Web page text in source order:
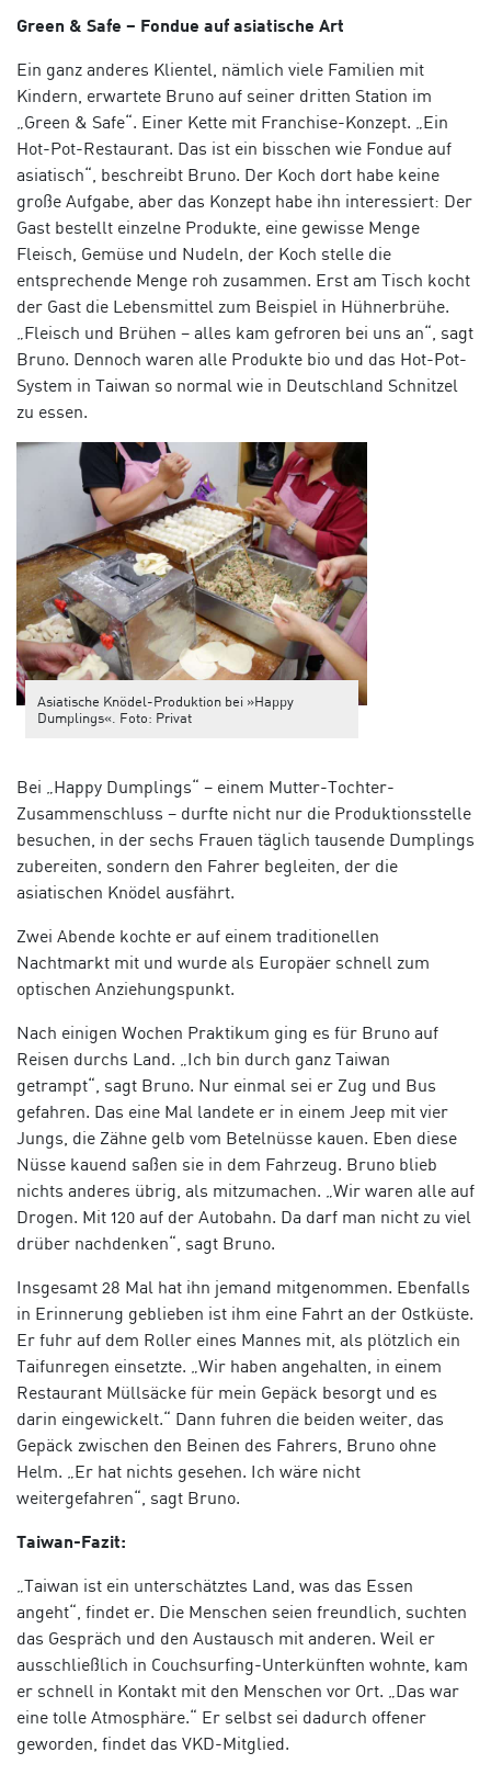
Green & Safe – Fondue auf asiatische Art
Ein ganz anderes Klientel, nämlich viele Familien mit
Kindern, erwartete Bruno auf seiner dritten Station im
„Green & Safe“. Einer Kette mit Franchise-Konzept. „Ein
Hot-Pot-Restaurant. Das ist ein bisschen wie Fondue auf
asiatisch“, beschreibt Bruno. Der Koch dort habe keine
große Aufgabe, aber das Konzept habe ihn interessiert: Der
Gast bestellt einzelne Produkte, eine gewisse Menge
Fleisch, Gemüse und Nudeln, der Koch stelle die
entsprechende Menge roh zusammen. Erst am Tisch kocht
der Gast die Lebensmittel zum Beispiel in Hühnerbrühe.
„Fleisch und Brühen – alles kam gefroren bei uns an“, sagt
Bruno. Dennoch waren alle Produkte bio und das Hot-Pot-
System in Taiwan so normal wie in Deutschland Schnitzel
zu essen.
Asiatische Knödel-Produktion bei »Happy
Dumplings«. Foto: Privat
Bei „Happy Dumplings“ – einem Mutter-Tochter-
Zusammenschluss – durfte nicht nur die Produktionsstelle
besuchen, in der sechs Frauen täglich tausende Dumplings
zubereiten, sondern den Fahrer begleiten, der die
asiatischen Knödel ausfährt.
Zwei Abende kochte er auf einem traditionellen
Nachtmarkt mit und wurde als Europäer schnell zum
optischen Anziehungspunkt.
Nach einigen Wochen Praktikum ging es für Bruno auf
Reisen durchs Land. „Ich bin durch ganz Taiwan
getrampt“, sagt Bruno. Nur einmal sei er Zug und Bus
gefahren. Das eine Mal landete er in einem Jeep mit vier
Jungs, die Zähne gelb vom Betelnüsse kauen. Eben diese
Nüsse kauend saßen sie in dem Fahrzeug. Bruno blieb
nichts anderes übrig, als mitzumachen. „Wir waren alle auf
Drogen. Mit 120 auf der Autobahn. Da darf man nicht zu viel
drüber nachdenken“, sagt Bruno.
Insgesamt 28 Mal hat ihn jemand mitgenommen. Ebenfalls
in Erinnerung geblieben ist ihm eine Fahrt an der Ostküste.
Er fuhr auf dem Roller eines Mannes mit, als plötzlich ein
Taifunregen einsetzte. „Wir haben angehalten, in einem
Restaurant Müllsäcke für mein Gepäck besorgt und es
darin eingewickelt.“ Dann fuhren die beiden weiter, das
Gepäck zwischen den Beinen des Fahrers, Bruno ohne
Helm. „Er hat nichts gesehen. Ich wäre nicht
weitergefahren“, sagt Bruno.
Taiwan-Fazit:
„Taiwan ist ein unterschätztes Land, was das Essen
angeht“, findet er. Die Menschen seien freundlich, suchten
das Gespräch und den Austausch mit anderen. Weil er
ausschließlich in Couchsurfing-Unterkünften wohnte, kam
er schnell in Kontakt mit den Menschen vor Ort. „Das war
eine tolle Atmosphäre.“ Er selbst sei dadurch offener
geworden, findet das VKD-Mitglied.